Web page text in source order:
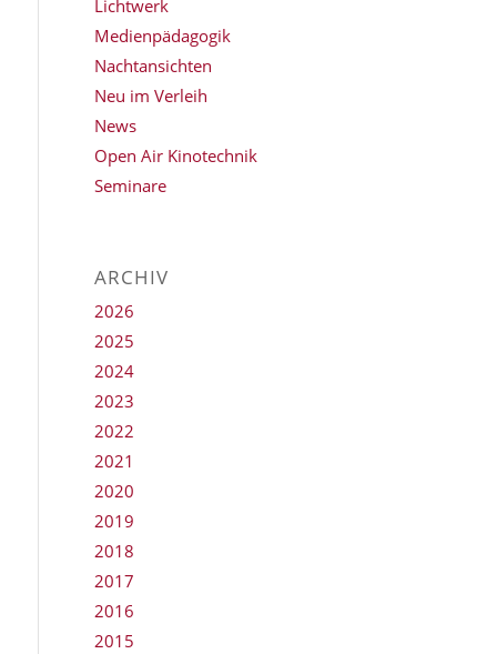
Lichtwerk
Medienpädagogik
Nachtansichten
Neu im Verleih
News
Open Air Kinotechnik
Seminare
ARCHIV
2026
2025
2024
2023
2022
2021
2020
2019
2018
2017
2016
2015